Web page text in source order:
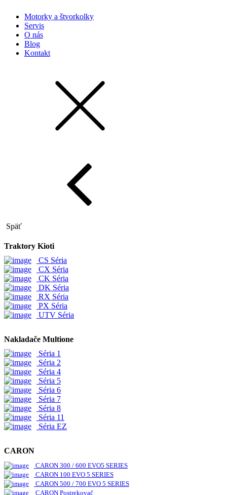
Motorky a štvorkolky
Servis
O nás
Blog
Kontakt
Späť
Traktory Kioti
CS Séria
CX Séria
CK Séria
DK Séria
RX Séria
PX Séria
UTV Séria
Nakladače Multione
Séria 1
Séria 2
Séria 4
Séria 5
Séria 6
Séria 7
Séria 8
Séria 11
Séria EZ
CARON
CARON 300 / 600 EVO5 SERIES
CARON 100 EVO 5 SERIES
CARON 500 / 700 EVO 5 SERIES
CARON Postrekovač